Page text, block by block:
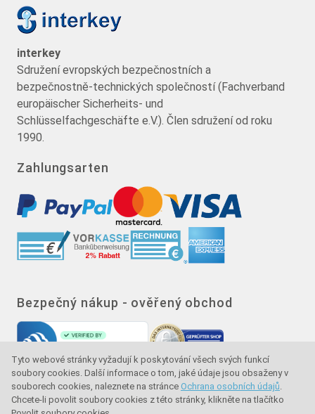
Tyto webové stránky vyžadují k poskytování všech svých funkcí
soubory cookies. Další informace o tom, jaké údaje jsou obsaženy v
souborech cookies, naleznete na stránce Ochrana osobních údajů.
Chcete-li povolit soubory cookies z této stránky, klikněte na tlačítko
interkey
Sdružení evropských bezpečnostních a
bezpečnostně-technických společností (Fachverband
europäischer Sicherheits- und
Schlüsselfachgeschäfte e.V.). Člen sdružení od roku
1990.
Zahlungsarten
Bezpečný nákup - ověřený obchod